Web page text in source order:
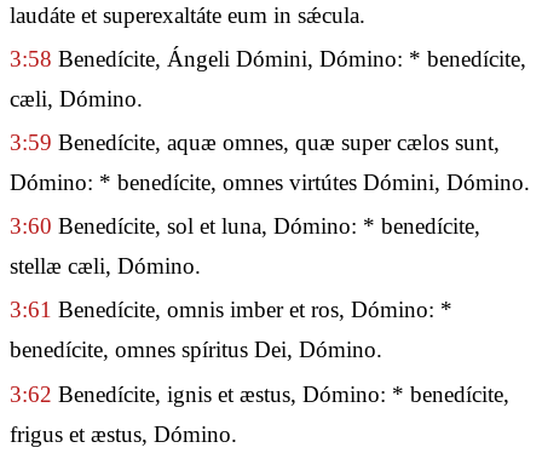
laudáte et superexaltáte eum in sǽcula.
3:58 Benedícite, Ángeli Dómini, Dómino: * benedícite,
cæli, Dómino.
3:59 Benedícite, aquæ omnes, quæ super cælos sunt,
Dómino: * benedícite, omnes virtútes Dómini, Dómino.
3:60 Benedícite, sol et luna, Dómino: * benedícite,
stellæ cæli, Dómino.
3:61 Benedícite, omnis imber et ros, Dómino: *
benedícite, omnes spíritus Dei, Dómino.
3:62 Benedícite, ignis et æstus, Dómino: * benedícite,
frigus et æstus, Dómino.